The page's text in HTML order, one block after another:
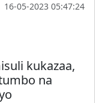
16-05-2023 05:47:24
kukazaa,
na